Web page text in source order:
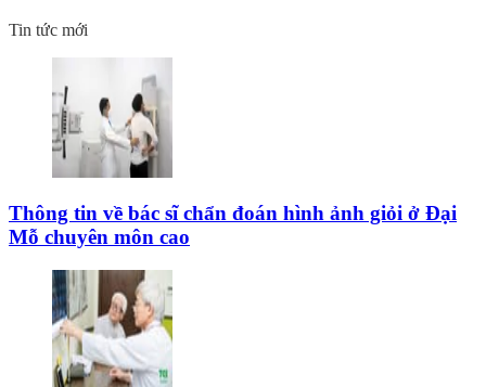
Tin tức mới
Thông tin về bác sĩ chẩn đoán hình ảnh giỏi ở Đại
Mỗ chuyên môn cao